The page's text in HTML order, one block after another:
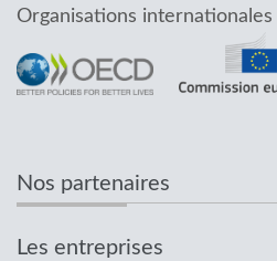
Organisations internationales
Nos partenaires
Les entreprises